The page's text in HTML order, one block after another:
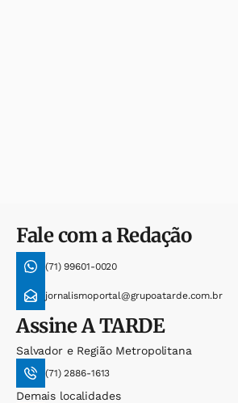
Fale com a Redação
(71) 99601-0020
jornalismoportal@grupoatarde.com.br
AssineA TARDE
Salvador e Região Metropolitana
(71) 2886-1613
Demais localidades